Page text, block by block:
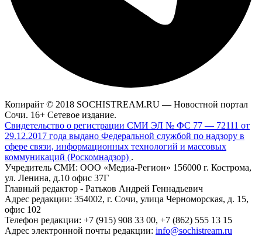
Копирайт © 2018 SOCHISTREAM.RU — Новостной портал
Сочи. 16+ Сетевое издание.
Свидетельство о регистрации СМИ ЭЛ № ФС 77 — 72111 от
29.12.2017 года выдано Федеральной службой по надзору в
сфере связи, информационных технологий и массовых
коммуникаций (Роскомнадзор) .
Учредитель СМИ: ООО «Медиа-Регион» 156000 г. Кострома,
ул. Ленина, д.10 офис 37Г
Главный редактор - Ратьков Андрей Геннадьевич
Адрес редакции: 354002, г. Сочи, улица Черноморская, д. 15,
офис 102
Телефон редакции: +7 (915) 908 33 00, +7 (862) 555 13 15
Адрес электронной почты редакции: info@sochistream.ru